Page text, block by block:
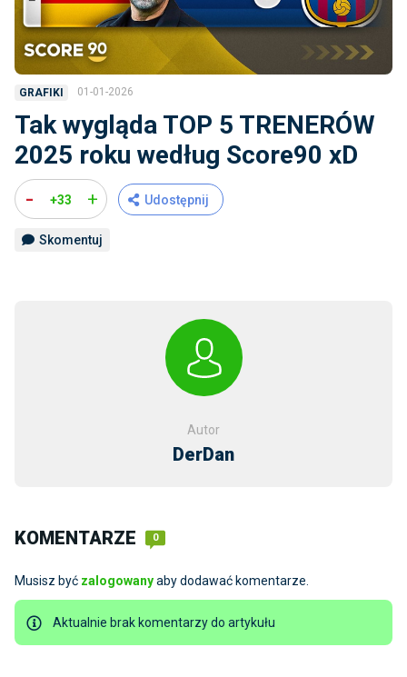
GRAFIKI 01-01-2026
Tak wygląda TOP 5 TRENERÓW
2025 roku według Score90 xD
- +33 + Udostępnij
Skomentuj
Autor
DerDan
KOMENTARZE 0
Musisz być zalogowanyaby dodawać komentarze.
Aktualnie brak komentarzy do artykułu